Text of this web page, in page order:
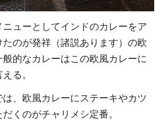
ューとしてインドのカレーをア
のが発祥（諸説あります）の欧
的なカレーはこの欧風カレーに
る。
、欧風カレーにステーキやカツ
くのがチャリメシ定番。